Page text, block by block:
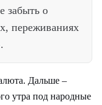
забыть о
переживаниях
Дальше –
утра под народные